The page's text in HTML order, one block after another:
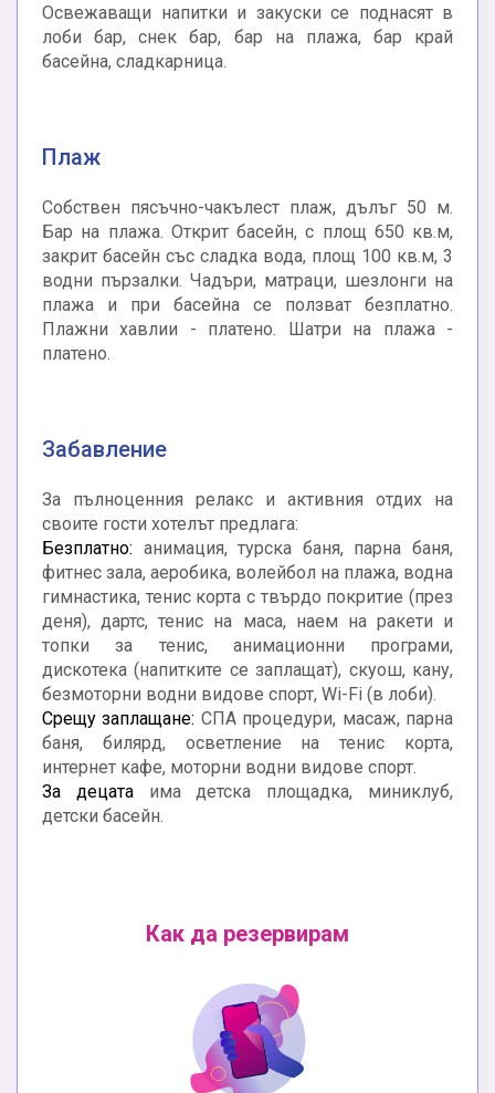
Освежаващи напитки и закуски се поднасят в
лоби бар, снек бар, бар на плажа, бар край
басейна, сладкарница.
Плаж
Собствен пясъчно-чакълест плаж, дълъг 50 м.
Бар на плажа. Открит басейн, с площ 650 кв.м,
закрит басейн със сладка вода, площ 100 кв.м, 3
водни пързалки. Чадъри, матраци, шезлонги на
плажа и при басейна се ползват безплатно.
Плажни хавлии - платено. Шатри на плажа -
платено.
Забавление
За пълноценния релакс и активния отдих на
своите гости хотелът предлага:
Безплатно: анимация, турска баня, парна баня,
фитнес зала, аеробика, волейбол на плажа, водна
гимнастика, тенис корта с твърдо покритие (през
деня), дартс, тенис на маса, наем на ракети и
топки за тенис, анимационни програми,
дискотека (напитките се заплащат), скуош, кану,
безмоторни водни видове спорт, Wi-Fi (в лоби).
Срещу заплащане: СПА процедури, масаж, парна
баня, билярд, осветление на тенис корта,
интернет кафе, моторни водни видове спорт.
За децатаима детска площадка, миниклуб,
детски басейн.
Как да резервирам